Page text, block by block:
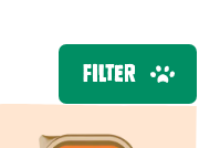
FILTER